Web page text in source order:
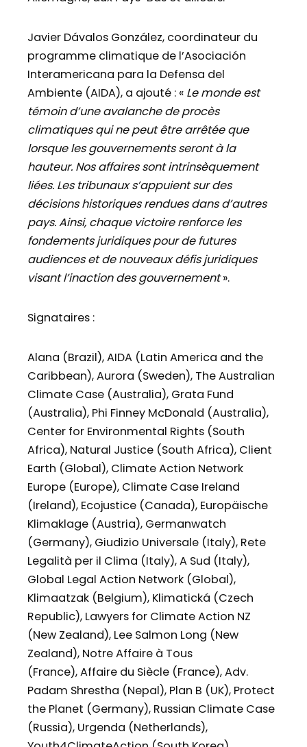
Javier Dávalos González, coordinateur du
programme climatique de l’Asociación
Interamericana para la Defensa del
Ambiente (AIDA), a ajouté : « Le monde est
témoin d’une avalanche de procès
climatiques qui ne peut être arrêtée que
lorsque les gouvernements seront à la
hauteur. Nos affaires sont intrinsèquement
liées. Les tribunaux s’appuient sur des
décisions historiques rendues dans d’autres
pays. Ainsi, chaque victoire renforce les
fondements juridiques pour de futures
audiences et de nouveaux défis juridiques
visant l’inaction des gouvernement».
Signataires :
Alana (Brazil), AIDA (Latin America and the
Caribbean), Aurora (Sweden), The Australian
Climate Case (Australia), Grata Fund
(Australia), Phi Finney McDonald (Australia),
Center for Environmental Rights (South
Africa), Natural Justice (South Africa), Client
Earth (Global), Climate Action Network
Europe (Europe), Climate Case Ireland
(Ireland), Ecojustice (Canada), Europäische
Klimaklage (Austria), Germanwatch
(Germany), Giudizio Universale (Italy), Rete
Legalità per il Clima (Italy), A Sud (Italy),
Global Legal Action Network (Global),
Klimaatzak (Belgium), Klimatická (Czech
Republic), Lawyers for Climate Action NZ
(New Zealand), Lee Salmon Long (New
Zealand), Notre Affaire à Tous
(France), Affaire du Siècle (France), Adv.
Padam Shrestha (Nepal), Plan B (UK), Protect
the Planet (Germany), Russian Climate Case
(Russia), Urgenda (Netherlands),